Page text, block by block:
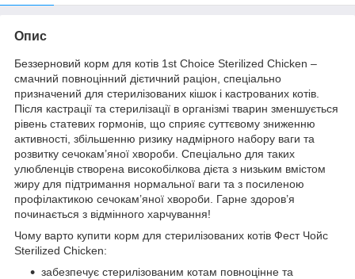
Опис
Беззерновий корм для котів 1st Choice Sterilized Chicken –
смачний повноцінний дієтичний раціон, спеціально
призначений для стерилізованих кішок і кастрованих котів.
Після кастрації та стерилізації в організмі тварин зменшується
рівень статевих гормонів, що сприяє суттєвому зниженню
активності, збільшенню ризику надмірного набору ваги та
розвитку сечокам’яної хвороби. Спеціально для таких
улюбленців створена високобілкова дієта з низьким вмістом
жиру для підтримання нормальної ваги та з посиленою
профілактикою сечокам’яної хвороби. Гарне здоров’я
починається з відмінного харчування!
Чому варто купити корм для стерилізованих котів Фест Чойс
Sterilized Chicken:
забезпечує стерилізованим котам повноцінне та